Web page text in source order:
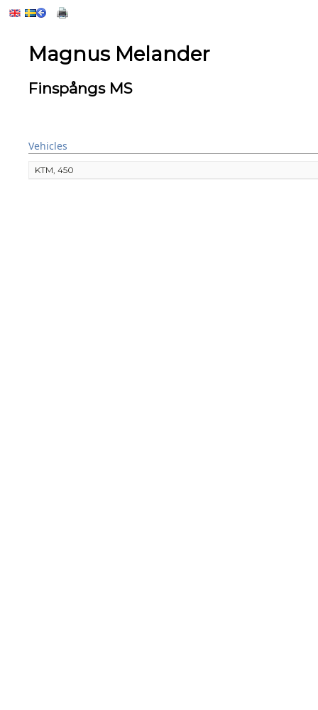
Magnus Melander
Finspångs MS
Vehicles
KTM, 450